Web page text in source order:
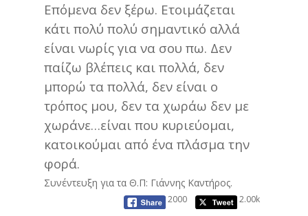
Επόμενα δεν ξέρω. Ετοιμάζεται
κάτι πολύ πολύ σημαντικό αλλά
είναι νωρίς για να σου πω. Δεν
παίζω βλέπεις και πολλά, δεν
μπορώ τα πολλά, δεν είναι ο
τρόπος μου, δεν τα χωράω δεν με
χωράνε…είναι που κυριεύομαι,
κατοικούμαι από ένα πλάσμα την
φορά.
Συνέντευξη για τα Θ.Π: Γιάννης Καντήρος.
2000 2.00k